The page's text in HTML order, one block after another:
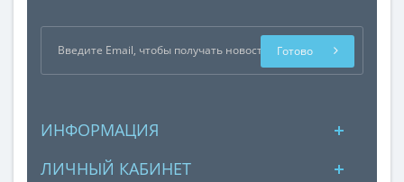
Готово
ИНФОРМАЦИЯ
ЛИЧНЫЙ КАБИНЕТ